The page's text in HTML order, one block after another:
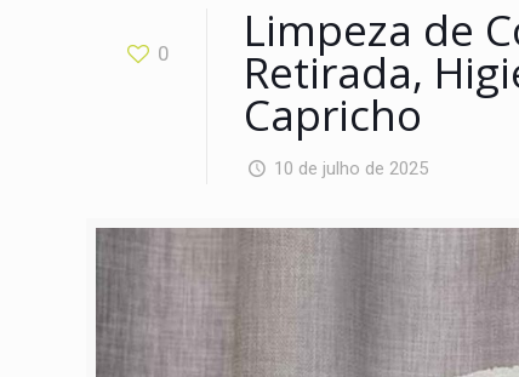
0 Limpeza de
Retirada,
Capricho
10 de julho de 2025